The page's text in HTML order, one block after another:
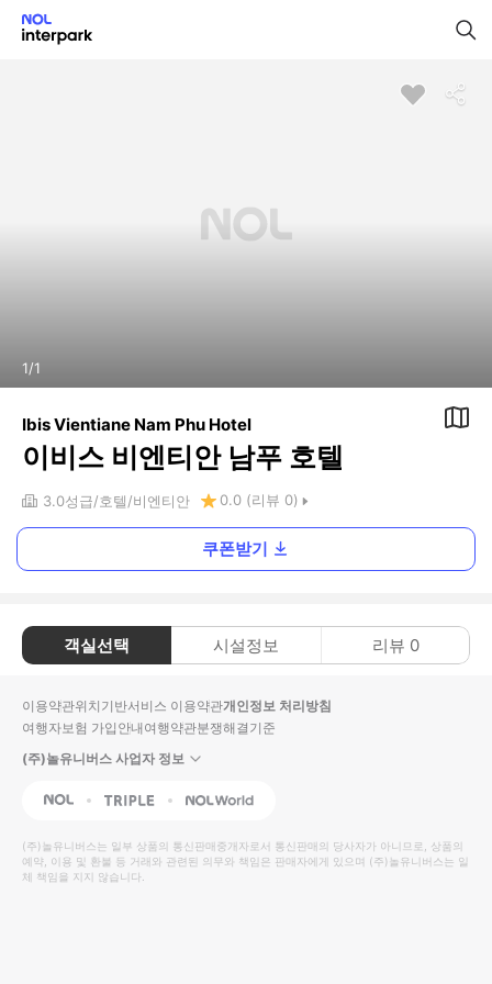
1/1
Ibis Vientiane Nam Phu Hotel
이비스 비엔티안 남푸 호텔
3.0성급 호텔 비엔티안 0.0 (리뷰 0)
쿠폰받기
객실선택 시설정보 리뷰 0
이용약관위치기반서비스 이용약관개인정보 처리방침
여행자보험 가입안내여행약관분쟁해결기준
(주)놀유니버스 사업자 정보
NOL Triple Interpark Global
(주)놀유니버스는 일부 상품의 통신판매중개자로서 통신판매의 당사자가 아니므로, 상품의
예약, 이용 및 환불 등 거래와 관련된 의무와 책임은 판매자에게 있으며 (주)놀유니버스는 일
체 책임을 지지 않습니다.